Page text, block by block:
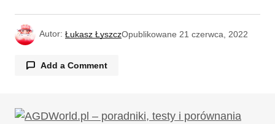
Autor: Łukasz ŁyszczOpublikowane 21 czerwca, 2022
Add a Comment
Twój adres email nie zostanie opublikowany.